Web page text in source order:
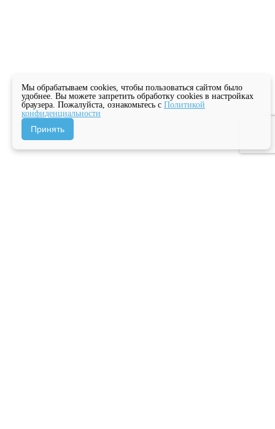
Мы обрабатываем cookies, чтобы пользоваться сайтом было
удобнее. Вы можете запретить обработку cookies в настройках
браузера. Пожалуйста, ознакомьтесь с Политикой
конфиденциальности
Принять